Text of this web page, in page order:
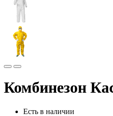
Комбинезон
Есть в наличии